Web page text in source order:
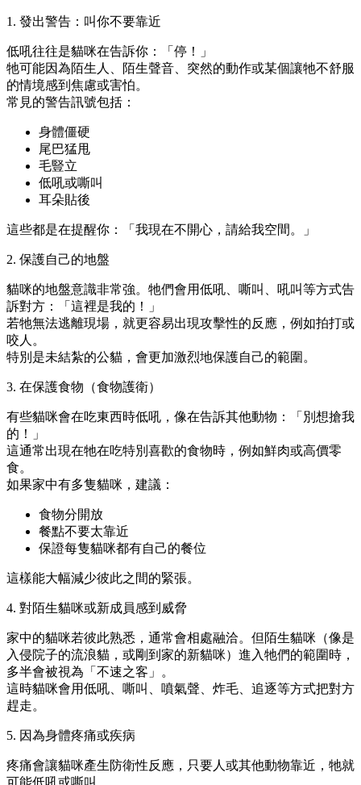
1. 發出警告：叫你不要靠近
低吼往往是貓咪在告訴你：「停！」
牠可能因為陌生人、陌生聲音、突然的動作或某個讓牠不舒服
的情境感到焦慮或害怕。
常見的警告訊號包括：
身體僵硬
尾巴猛甩
毛豎立
低吼或嘶叫
耳朵貼後
這些都是在提醒你：「我現在不開心，請給我空間。」
2. 保護自己的地盤
貓咪的地盤意識非常強。牠們會用低吼、嘶叫、吼叫等方式告
訴對方：「這裡是我的！」
若牠無法逃離現場，就更容易出現攻擊性的反應，例如拍打或
咬人。
特別是未結紮的公貓，會更加激烈地保護自己的範圍。
3. 在保護食物（食物護衛）
有些貓咪會在吃東西時低吼，像在告訴其他動物：「別想搶我
的！」
這通常出現在牠在吃特別喜歡的食物時，例如鮮肉或高價零
食。
如果家中有多隻貓咪，建議：
食物分開放
餐點不要太靠近
保證每隻貓咪都有自己的餐位
這樣能大幅減少彼此之間的緊張。
4. 對陌生貓咪或新成員感到威脅
家中的貓咪若彼此熟悉，通常會相處融洽。但陌生貓咪（像是
入侵院子的流浪貓，或剛到家的新貓咪）進入牠們的範圍時，
多半會被視為「不速之客」。
這時貓咪會用低吼、嘶叫、噴氣聲、炸毛、追逐等方式把對方
趕走。
5. 因為身體疼痛或疾病
疼痛會讓貓咪產生防衛性反應，只要人或其他動物靠近，牠就
可能低吼或嘶叫。